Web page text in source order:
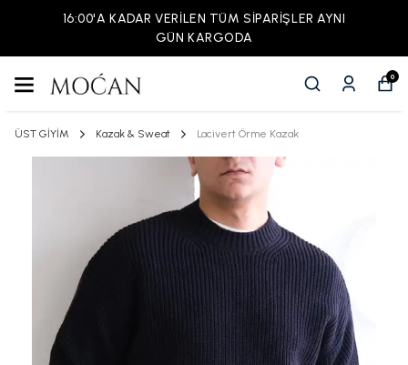
16:00'A KADAR VERİLEN TÜM SİPARİŞLER AYNI
GÜN KARGODA
0
ÜST GİYİM Kazak & Sweat Lacivert Örme Kazak